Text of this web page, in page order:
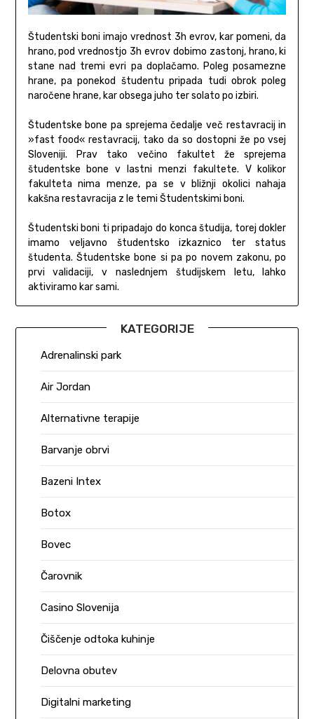
Študentski boni imajo vrednost 3h evrov, kar pomeni, da
hrano, pod vrednostjo 3h evrov dobimo zastonj, hrano, ki
stane nad tremi evri pa doplačamo. Poleg posamezne
hrane, pa ponekod študentu pripada tudi obrok poleg
naročene hrane, kar obsega juho ter solato po izbiri.
Študentske bone pa sprejema čedalje več restavracij in
»fast food« restavracij, tako da so dostopni že po vsej
Sloveniji. Prav tako večino fakultet že sprejema
študentske bone v lastni menzi fakultete. V kolikor
fakulteta nima menze, pa se v bližnji okolici nahaja
kakšna restavracija z le temi Študentskimi boni.
Študentski boni ti pripadajo do konca študija, torej dokler
imamo veljavno študentsko izkaznico ter status
študenta. Študentske bone si pa po novem zakonu, po
prvi validaciji, v naslednjem študijskem letu, lahko
aktiviramo kar sami.
KATEGORIJE
Adrenalinski park
Air Jordan
Alternativne terapije
Barvanje obrvi
Bazeni Intex
Botox
Bovec
Čarovnik
Casino Slovenija
Čiščenje odtoka kuhinje
Delovna obutev
Digitalni marketing